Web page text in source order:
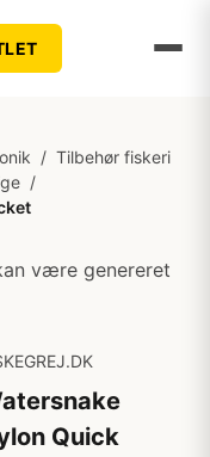
/ Tilbehør fiskeri
/
være genereret
Quick